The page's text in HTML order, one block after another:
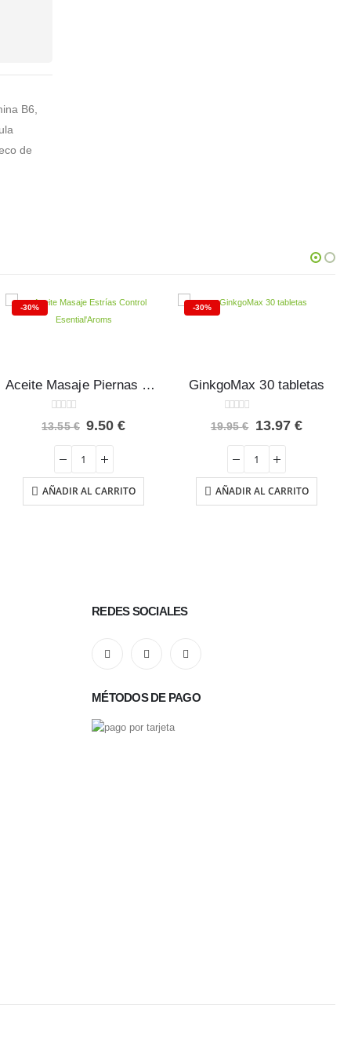
B6,
de
-30%
Aceite Masaje Piernas Bienestar Esential’Aroms 50 ml
0 out of 5
13.55€ El
original
era:
13.55 €.
9.50€El
9.50 €.
AÑADIR AL CARRITO
-30%
GinkgoMax 30 tabletas
0out of 5
19.95€ El
original
era:
19.95 €.
13.97€El
13.97
AÑADIR AL CARRITO
REDES SOCIALES
MÉTODOS DE PAGO